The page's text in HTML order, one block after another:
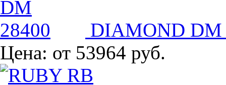
DIAMOND DM
Цена: от 53964 руб.